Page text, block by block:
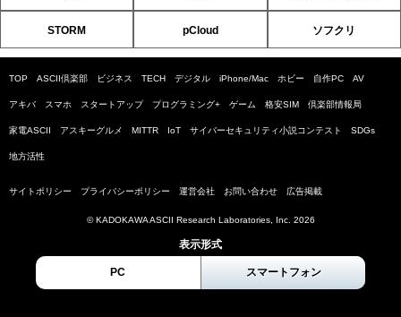
STORM pCloud ソフクリ
TOP ASCII倶楽部 ビジネス TECH デジタル iPhone/Mac ホビー 自作PC AV
アキバ スマホ スタートアップ プログラミング+ ゲーム 格安SIM 倶楽部情報局
家電ASCII アスキーグルメ MITTR IoT サイバーセキュリティ小説コンテスト SDGs
地方活性
サイトポリシー プライバシーポリシー 運営会社 お問い合わせ 広告掲載
© KADOKAWA ASCII Research Laboratories, Inc. 2026
表示形式
PC スマートフォン